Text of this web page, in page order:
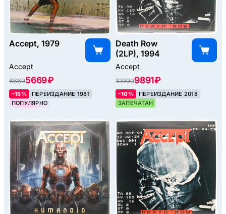
Accept, 1979
Accept
66695669 ₽
–15%
ПЕРЕИЗДАНИЕ 1981
ПОПУЛЯРНО
Death Row
(2LP), 1994
Accept
109909891 ₽
–10%
ПЕРЕИЗДАНИЕ 2018
ЗАПЕЧАТАН